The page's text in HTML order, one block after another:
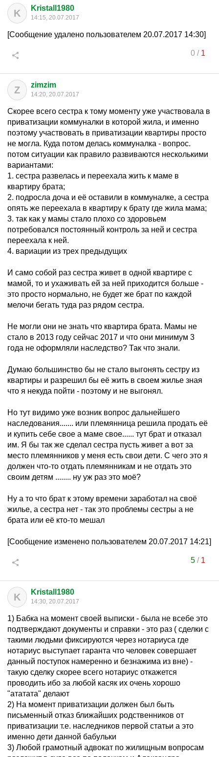
K Kristall1980
14:15, 20.07.2017
[Сообщение удалено пользователем 20.07.2017 14:30]
0/ 1
Z zimzim
14:20, 20.07.2017
Скорее всего сестра к тому моменту уже участвовала в
приватизации коммуналки в которой жила, и именно
поэтому участвовать в приватизации квартиры просто
не могла. Куда потом делась коммуналка - вопрос.
потом ситуации как правило развиваются несколькими
вариантами:
1. сестра развелась и переехала жить к маме в
квартиру брата;
2. подросла доча и её оставили в коммуналке, а сестра
опять же переехала в квартиру к брату где жила мама;
3. так как у мамы стало плохо со здоровьем
потребовался постоянный контроль за ней и сестра
переехала к ней.
4. вариации из трех предыдущих
И само собой раз сестра живет в одной квартире с
мамой, то и ухаживать ей за ней приходится больше -
это просто нормально, не будет же брат по каждой
мелочи бегать туда раз рядом сестра.
Не могли они не знать что квартира брата. Мамы не
стало в 2013 году сейчас 2017 и что они минимум 3
года не оформляли наследство? Так что знали.
Думаю большинство бы не стало выгонять сестру из
квартиры и разрешил бы её жить в своем жилье зная
что я некуда пойти - поэтому и не выгонял.
Но тут видимо уже возник вопрос дальнейшего
наследования....... или племянница решила продать её
и купить себе свое а маме свое...... тут брат и отказал
им. Я бы так же сделал сестра пусть живет а вот за
место племянников у меня есть свои дети. С чего это я
должен что-то отдать племянникам и не отдать это
своим детям ........ ну уж раз это моё?
Ну а то что брат к этому времени заработал на своё
жилье, а сестра нет - так это проблемы сестры а не
брата или её кто-то мешал
[Сообщение изменено пользователем 20.07.2017 14:21]
5/ 1
K Kristall1980
14:30, 20.07.2017
1) Бабка на момент своей выписки - была не всебе это
подтверждают документы и справки - это раз ( сделки с
такими людьми фиксируются через нотариуса где
нотариус выступает гаранта что человек совершает
данный поступок намеренно и безнажима из вне) -
такую сделку скорее всего нотариус откажется
проводить ибо за любой касяк их очень хорошо
"ататата" делают
2) На момент приватизации должен был быть
письменный отказ ближайших родственников от
приватизации т.е. наследников первой статьи а это
именно дети данной бабульки
3) Любой грамотный адвокат по жилищным вопросам